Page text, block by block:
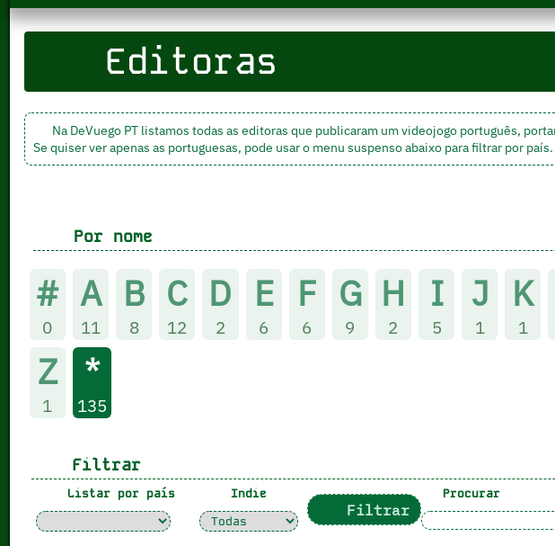
Editoras
Na DeVuego PT listamos todas as editoras que publicaram um videojogo português,
Se quiser ver apenas as portuguesas, pode usar o menu suspenso abaixo para filtrar por país.
Por nome
#
0
A
11
B
8
C
12
D
2
E
6
F
6
G
9
H
2
I
5
J
1
K
1
Z
1
*
135
Filtrar
Listar por país Indie
Filtrar
Procurar